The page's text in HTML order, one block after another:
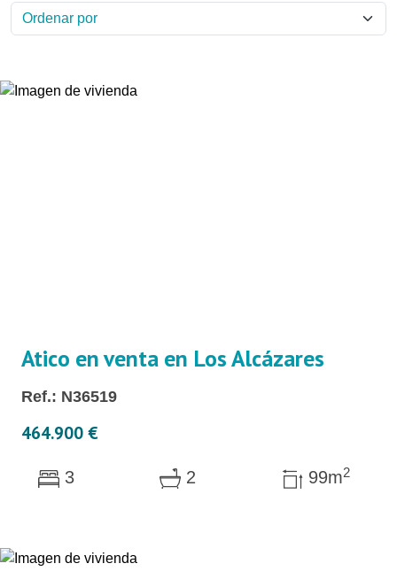
Atico en venta en Los Alcázares
Ref.: N36519
464.900 €
3 2 99m2